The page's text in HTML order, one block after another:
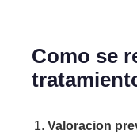
Como se
Valoracion